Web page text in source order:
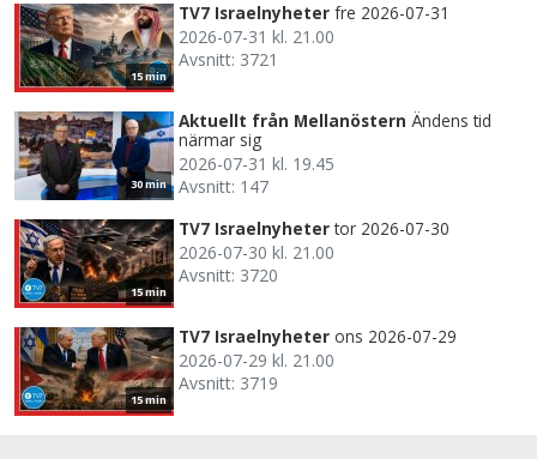
15 min
TV7 Israelnyheter fre 2026-07-31
2026-07-31 kl. 21.00
Avsnitt: 3721
30 min
Aktuellt från Mellanöstern Ändens tid
närmar sig
2026-07-31 kl. 19.45
Avsnitt: 147
15 min
TV7 Israelnyheter tor 2026-07-30
2026-07-30 kl. 21.00
Avsnitt: 3720
15 min
TV7 Israelnyheter ons 2026-07-29
2026-07-29 kl. 21.00
Avsnitt: 3719